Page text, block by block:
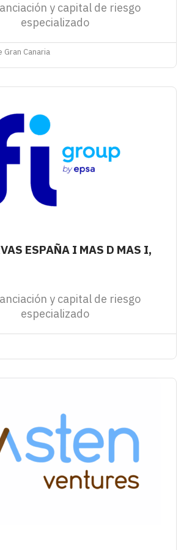
y capital de riesgo
especializado
Gran Canaria
ESPAÑA I MAS D MAS I,
y capital de riesgo
especializado